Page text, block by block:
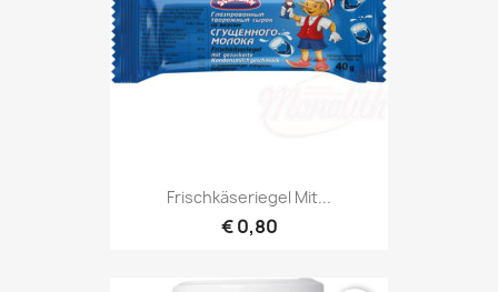
Frischkäseriegel Mit...
€ 0,80